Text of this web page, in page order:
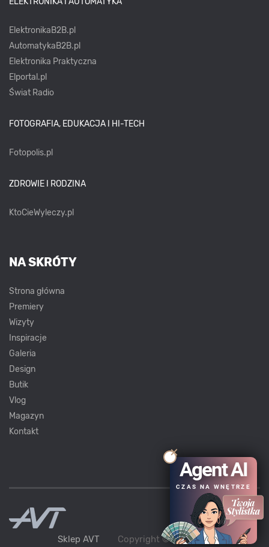
ElektronikaB2B.pl
AutomatykaB2B.pl
Elektronika Praktyczna
Elportal.pl
Świat Radio
FOTOGRAFIA, EDUKACJA I HI-TECH
Fotopolis.pl
ZDROWIE I RODZINA
KtoCieWyleczy.pl
NA SKRÓTY
Strona główna
Premiery
Wizyty
Inspiracje
Galeria
Design
Butik
Vlog
Magazyn
Kontakt
Sklep AVT Copyright ©AVT2021
Agent AI
CZAS NA WNĘTRZE